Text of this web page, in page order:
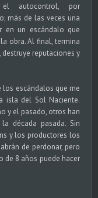
autocontrol, por
más de las veces una
en un escándalo que
obra. Al final, termina
reputaciones y
los escándalos que me
isla del Sol Naciente.
y el pasado, otros han
década pasada. Sin
y los productores los
de perdonar, pero
de 8 años puede hacer